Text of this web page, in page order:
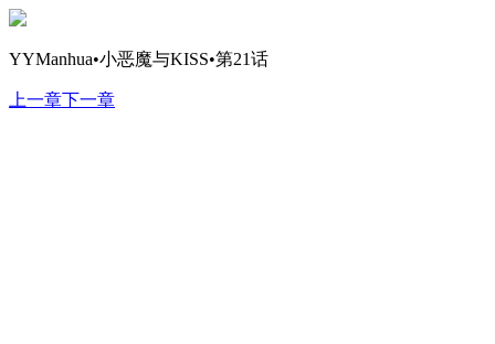
YYManhua•小恶魔与KISS•第21话
上一章下一章